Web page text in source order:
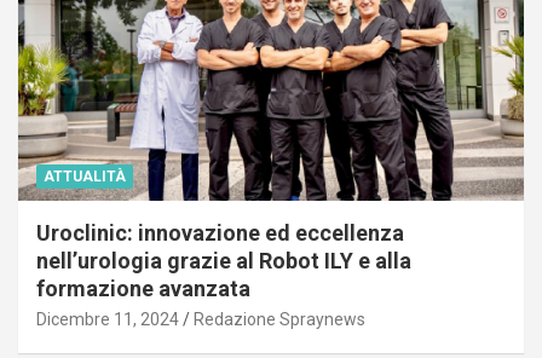
ATTUALITÀ
Uroclinic: innovazione ed eccellenza
nell’urologia grazie al Robot ILY e alla
formazione avanzata
Dicembre 11, 2024 Redazione Spraynews